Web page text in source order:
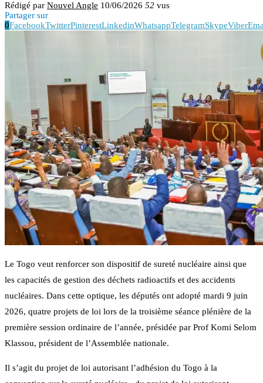
Rédigé par Nouvel Angle 10/06/2026 52 vus
Partager sur
0FacebookTwitterPinterestLinkedinWhatsappTelegramSkypeViber
Le Togo veut renforcer son dispositif de sureté nucléaire ainsi que
les capacités de gestion des déchets radioactifs et des accidents
nucléaires. Dans cette optique, les députés ont adopté mardi 9 juin
2026, quatre projets de loi lors de la troisième séance plénière de la
première session ordinaire de l’année, présidée par Prof Komi Selom
Klassou, président de l’Assemblée nationale.
Il s’agit du projet de loi autorisant l’adhésion du Togo à la